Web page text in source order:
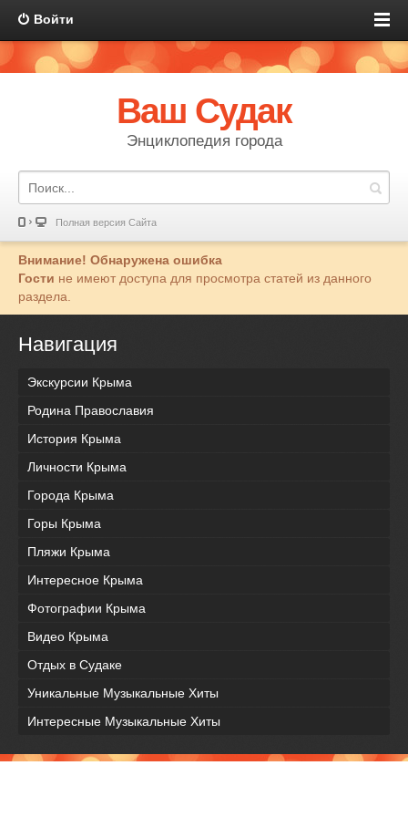
Войти
Ваш Судак
Энциклопедия города
Полная версия Сайта
Внимание! Обнаружена ошибка
Гости не имеют доступа для просмотра статей из данного
раздела.
Навигация
Экскурсии Крыма
Родина Православия
История Крыма
Личности Крыма
Города Крыма
Горы Крыма
Пляжи Крыма
Интересное Крыма
Фотографии Крыма
Видео Крыма
Отдых в Судаке
Уникальные Музыкальные Хиты
Интересные Музыкальные Хиты